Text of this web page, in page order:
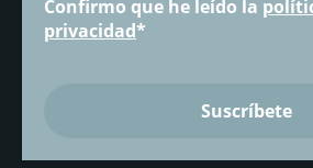
Confirmo que he leído la
privacidad*